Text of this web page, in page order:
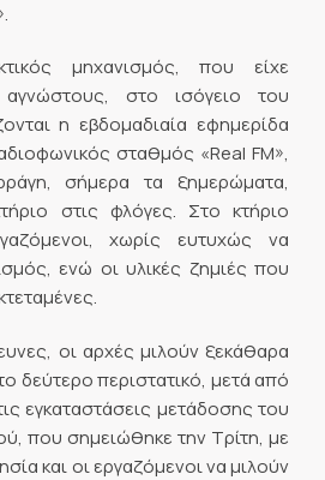
μηχανισμός, που είχε
στο ισόγειο του
η εβδομαδιαία εφημερίδα
σταθμός «Real FM»,
σήμερα τα ξημερώματα,
στις φλόγες. Στο κτήριο
χωρίς ευτυχώς να
ενώ οι υλικές ζημιές που
οι αρχές μιλούν ξεκάθαρα
δεύτερο περιστατικό, μετά από
εγκαταστάσεις μετάδοσης του
που σημειώθηκε την Τρίτη, με
και οι εργαζόμενοι να μιλούν